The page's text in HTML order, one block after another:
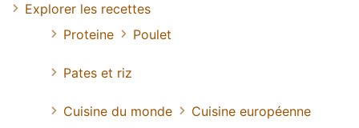
Explorer les recettes
Proteine
Poulet
Pates et riz
Cuisine du monde
Cuisine européenne